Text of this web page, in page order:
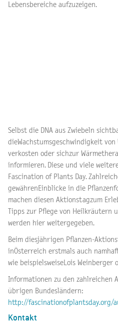
Lebensbereiche aufzuzeigen.
Selbst die DNA aus Zwiebeln
dieWachstumsgeschwindigkeit
verkosten oder sichzur
informieren. Diese und viele
Fascination of Plants Day.
gewährenEinblicke in die
machen diesen Aktionstagzum
Tipps zur Pflege von Heilkräutern
werden hier weitergegeben.
Beim diesjährigen Pflanzen-
inÖsterreich erstmals auch
wie beispielsweiseLois Weinberger
Informationen zu den zahlreichen
übrigen Bundesländern:
http://fascinationofplantsday.org/
Kontakt